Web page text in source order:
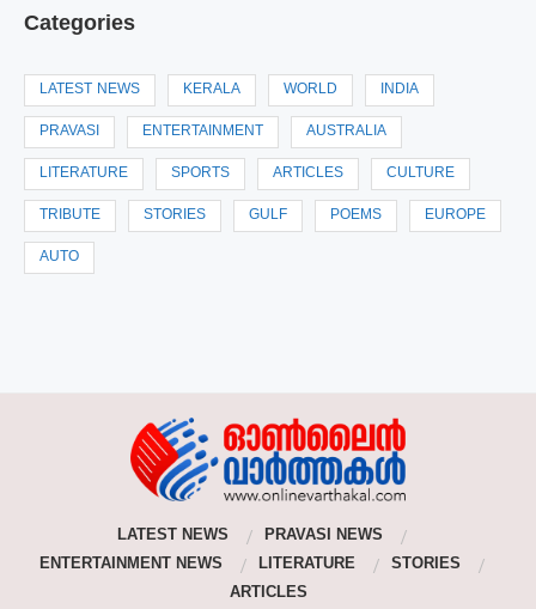
Categories
LATEST NEWS KERALA WORLD INDIA
PRAVASI ENTERTAINMENT AUSTRALIA
LITERATURE SPORTS ARTICLES CULTURE
TRIBUTE STORIES GULF POEMS EUROPE
AUTO
LATEST NEWS
PRAVASI NEWS
ENTERTAINMENT NEWS
LITERATURE
STORIES
ARTICLES